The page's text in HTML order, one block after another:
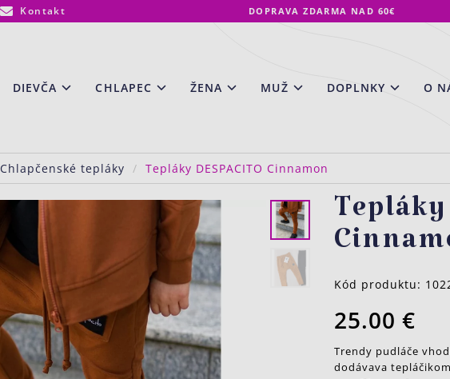
Kontakt DOPRAVA ZDARMA NAD 60€
DIEVČA CHLAPEC ŽENA MUŽ DOPLNKY O
Chlapčenské tepláky Tepláky DESPACITO Cinnamon
Kód produktu:
25.00 €
Trendy pudláče
dodávava